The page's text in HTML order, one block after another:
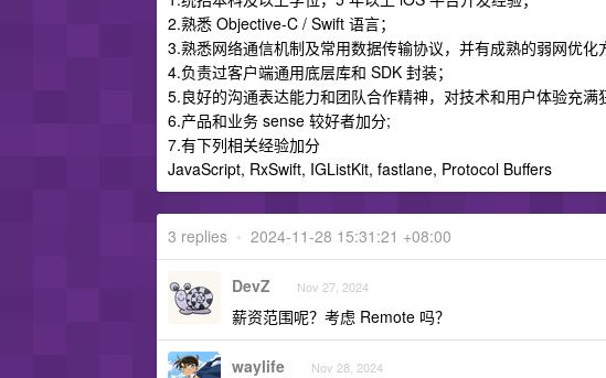
2.熟悉 Objective-C / Swift 语言；
3.熟悉网络通信机制及常用数据传输协议，并有成熟的弱网优化
4.负责过客户端通用底层库和 SDK 封装；
5.良好的沟通表达能力和团队合作精神，对技术和用户体验充
6.产品和业务 sense 较好者加分;
7.有下列相关经验加分
JavaScript, RxSwift, IGListKit, fastlane, Protocol Buffers
3 replies • 2024-11-28 15:31:21 +08:00
DevZ Nov 27, 2024
薪资范围呢？考虑 Remote 吗？
waylife Nov 28, 2024